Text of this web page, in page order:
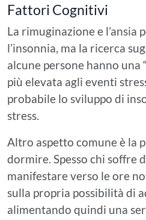
Fattori Cognitivi
La rimuginazione e l’ansia
l’insonnia, ma la ricerca
alcune persone hanno una
più elevata agli eventi
probabile lo sviluppo di
stress.
Altro aspetto comune è la
dormire. Spesso chi soffre
manifestare verso le ore
sulla propria possibilità di
alimentando quindi una